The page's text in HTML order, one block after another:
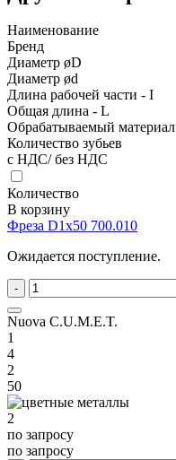
Наименование
Бренд
Диаметр øD
Диаметр ød
Длина рабочей части - I
Общая длина - L
Обрабатываемый материал
Количество зубьев
с НДС/ без НДС
Количество
В корзину
Фреза D1x50 700.010
Ожидается поступление.
-
Nuova C.U.M.E.T.
1
4
2
50
2
по запросу
по запросу